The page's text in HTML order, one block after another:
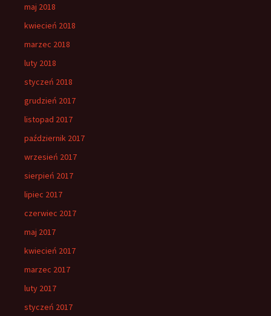
maj 2018
kwiecień 2018
marzec 2018
luty 2018
styczeń 2018
grudzień 2017
listopad 2017
październik 2017
wrzesień 2017
sierpień 2017
lipiec 2017
czerwiec 2017
maj 2017
kwiecień 2017
marzec 2017
luty 2017
styczeń 2017